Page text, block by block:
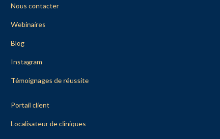
Nous contacter
Webinaires
Blog
Instagram
Témoignages de réussite
Portail client
Localisateur de cliniques